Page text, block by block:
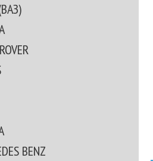
BENZ